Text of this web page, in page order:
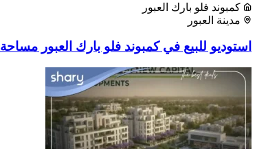
كمبوند فلو بارك العبور
مدينة العبور
استوديو للبيع في كمبوند فلو بارك العبور مساحة 45 متر²